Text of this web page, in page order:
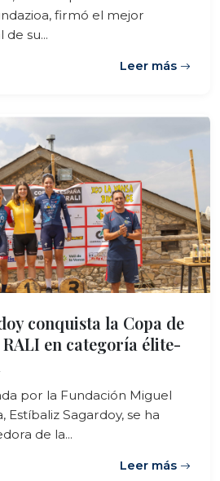
firmó el mejor
su...
Leer más
conquista la Copa de
RALI en categoría élite-
por la Fundación Miguel
Estíbaliz Sagardoy, se ha
de la...
Leer más